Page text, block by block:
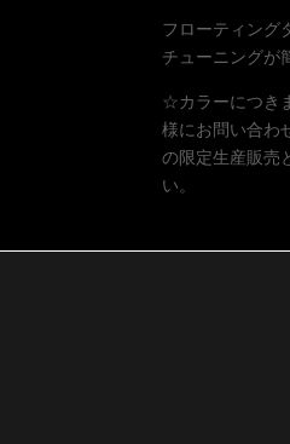
フローティング
チューニングが
☆カラーにつき
様にお問い合わ
の限定生産販売
い。